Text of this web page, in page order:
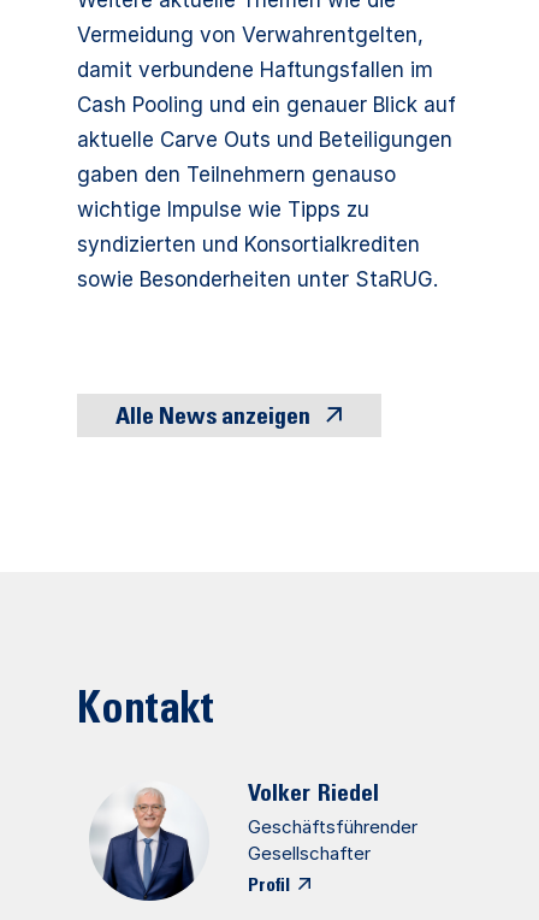
Vermeidung von Verwahrentgelten,
damit verbundene Haftungsfallen im
Cash Pooling und ein genauer Blick auf
aktuelle Carve Outs und Beteiligungen
gaben den Teilnehmern genauso
wichtige Impulse wie Tipps zu
syndizierten und Konsortialkrediten
sowie Besonderheiten unter StaRUG.
Alle News anzeigen
Kontakt
Volker Riedel
Geschäftsführender
Gesellschafter
Profil